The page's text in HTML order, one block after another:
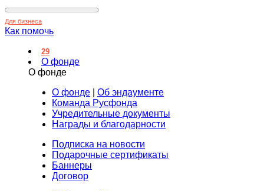
Для бизнеса
Как помочь
29
О фонде
О фонде
О фонде
Об эндаументе
Команда Русфонда
Учредительные документы
Награды и благодарности
Подписка на новости
Подарочные сертификаты
Баннеры
Договор